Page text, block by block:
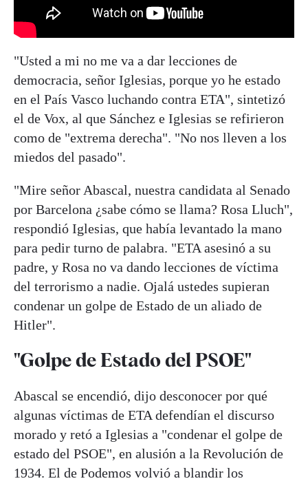
"Usted a mi no me va a dar lecciones de
democracia, señor Iglesias, porque yo he estado
en el País Vasco luchando contra ETA", sintetizó
el de Vox, al que Sánchez e Iglesias se refirieron
como de "extrema derecha". "No nos lleven a los
miedos del pasado".
"Mire señor Abascal, nuestra candidata al Senado
por Barcelona ¿sabe cómo se llama? Rosa Lluch",
respondió Iglesias, que había levantado la mano
para pedir turno de palabra. "ETA asesinó a su
padre, y Rosa no va dando lecciones de víctima
del terrorismo a nadie. Ojalá ustedes supieran
condenar un golpe de Estado de un aliado de
Hitler".
"Golpe de Estado del PSOE"
Abascal se encendió, dijo desconocer por qué
algunas víctimas de ETA defendían el discurso
morado y retó a Iglesias a "condenar el golpe de
estado del PSOE", en alusión a la Revolución de
1934. El de Podemos volvió a blandir los